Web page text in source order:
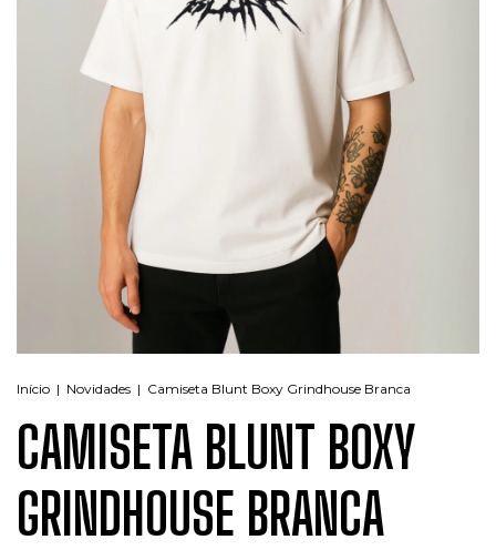
Início | Novidades | Camiseta Blunt Boxy Grindhouse Branca
CAMISETA BLUNT BOXY
GRINDHOUSE BRANCA